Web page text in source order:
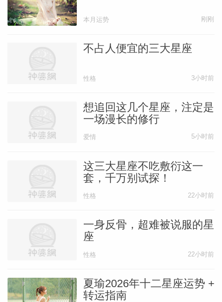
更关键的是，处女座会通过“挑剔”表达亲
近。他可能会批评你做事不够条理，却在你
真正需要时第一时间出现；或是在你犯错时
严厉指出，但私下帮你补救。这种“刀子嘴
豆腐心”的模式，正是处女座式暧昧的标
或小习惯，那说明他已放下防备，愿意让你
走进他的世界。
淡。他的爱，不在甜言蜜语里，而在你电脑
里那份他悄悄优化过的文档中。那些不起眼
的细节，正是他最克制的深情。
本月运势 刚刚
不占人便宜的三大星座
性格 3小时前
想追回这几个星座，注定是
一场漫长的修行
爱情 5小时前
这三大星座不吃敷衍这一
套，千万别试探！
性格 22小时前
一身反骨，超难被说服的星
座
性格 22小时前
夏瑜2026年十二星座运势 +
转运指南